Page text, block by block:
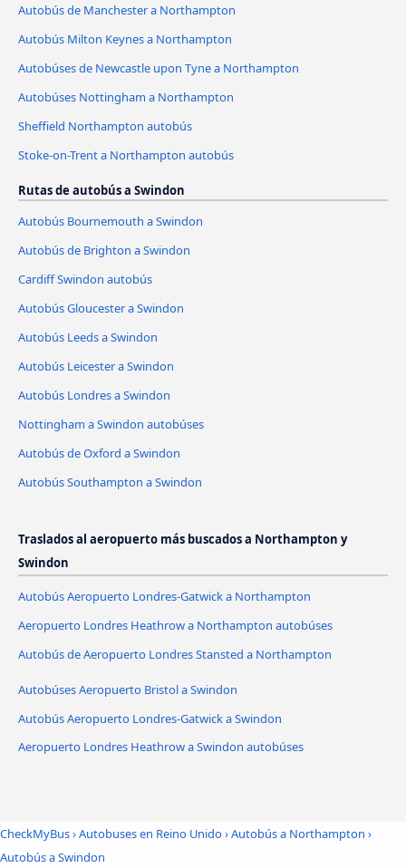
Autobús de Manchester a Northampton
Autobús Milton Keynes a Northampton
Autobúses de Newcastle upon Tyne a Northampton
Autobúses Nottingham a Northampton
Sheffield Northampton autobús
Stoke-on-Trent a Northampton autobús
Rutas de autobús a Swindon
Autobús Bournemouth a Swindon
Autobús de Brighton a Swindon
Cardiff Swindon autobús
Autobús Gloucester a Swindon
Autobús Leeds a Swindon
Autobús Leicester a Swindon
Autobús Londres a Swindon
Nottingham a Swindon autobúses
Autobús de Oxford a Swindon
Autobús Southampton a Swindon
Traslados al aeropuerto más buscados a Northampton y
Swindon
Autobús Aeropuerto Londres-Gatwick a Northampton
Aeropuerto Londres Heathrow a Northampton autobúses
Autobús de Aeropuerto Londres Stansted a Northampton
Autobúses Aeropuerto Bristol a Swindon
Autobús Aeropuerto Londres-Gatwick a Swindon
Aeropuerto Londres Heathrow a Swindon autobúses
CheckMyBus›Autobuses en Reino Unido›Autobús a Northampton ›
Autobús a Swindon